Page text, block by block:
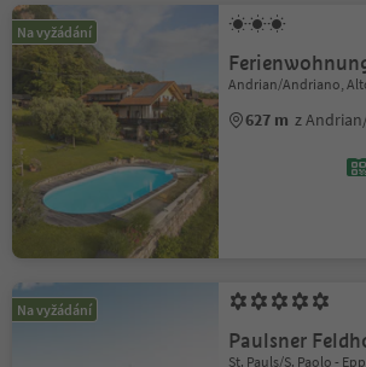
Na vyžádání
Andrian/Andriano,
627 m z
Na vyžádání
Paulsner
St. Pauls/S. Paolo -